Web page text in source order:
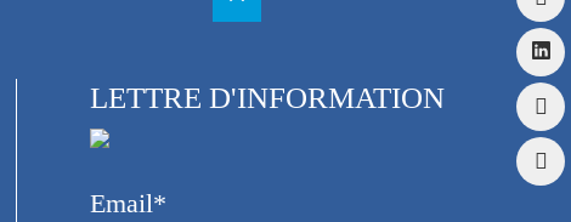
LETTRE D'INFORMATION
Email